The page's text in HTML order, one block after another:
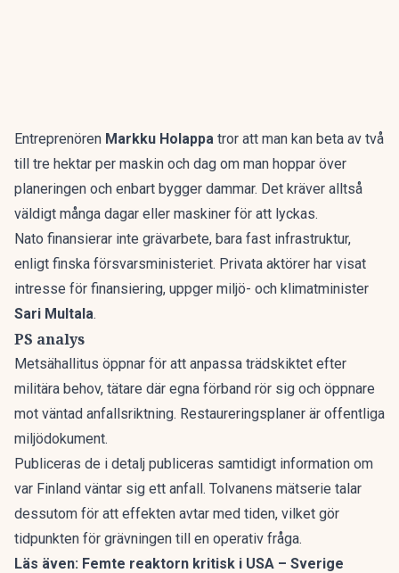
Entreprenören Markku Holappa tror att man kan beta av två
till tre hektar per maskin och dag om man hoppar över
planeringen och enbart bygger dammar. Det kräver alltså
väldigt många dagar eller maskiner för att lyckas.
Nato finansierar inte grävarbete, bara fast infrastruktur,
enligt finska försvarsministeriet. Privata aktörer har visat
intresse för finansiering, uppger miljö- och klimatminister
Sari Multala.
PS analys
Metsähallitus öppnar för att anpassa trädskiktet efter
militära behov, tätare där egna förband rör sig och öppnare
mot väntad anfallsriktning. Restaureringsplaner är offentliga
miljödokument.
Publiceras de i detalj publiceras samtidigt information om
var Finland väntar sig ett anfall. Tolvanens mätserie talar
dessutom för att effekten avtar med tiden, vilket gör
tidpunkten för grävningen till en operativ fråga.
Läs även: Femte reaktorn kritisk i USA – Sverige